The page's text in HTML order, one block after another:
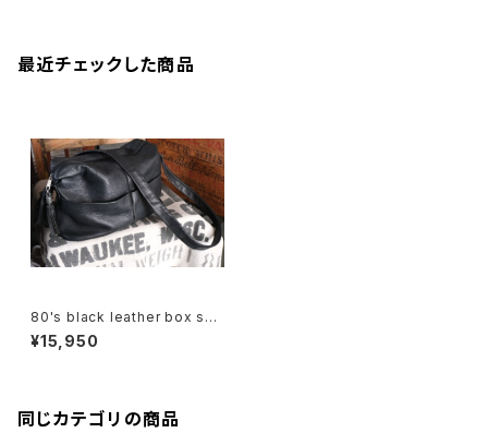
最近チェックした商品
80's black leather box sho
ulder Bag w/ tassel accent
¥15,950
同じカテゴリの商品